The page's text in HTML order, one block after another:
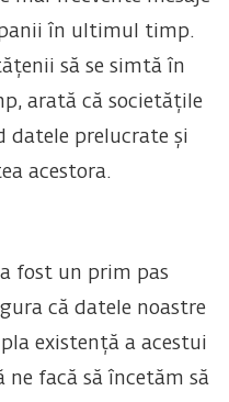
în ultimul timp.
să se simtă în
arată că societățile
datele prelucrate și
acestora.
fost un prim pas
că datele noastre
existență a acestui
facă să încetăm să